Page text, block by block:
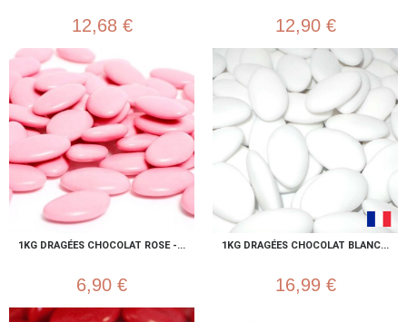
12,68 € 12,90 €
1KG DRAGÉES CHOCOLAT ROSE -...
6,90 €
1KG DRAGÉES CHOCOLAT BLANC...
16,99 €